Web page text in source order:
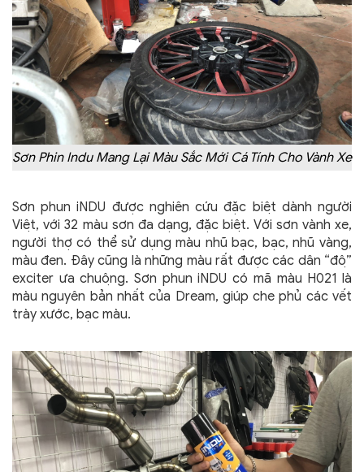
Sơn Phin Indu Mang Lại Màu Sắc Mới Cá Tính Cho Vành Xe
Sơn phun iNDU được nghiên cứu đặc biệt dành người
Việt, với 32 màu sơn đa dạng, đặc biệt. Với sơn vành xe,
người thợ có thể sử dụng màu nhũ bạc, bạc, nhũ vàng,
màu đen. Đây cũng là những màu rất được các dân “độ”
exciter ưa chuộng. Sơn phun iNDU có mã màu H021 là
màu nguyên bản nhất của Dream, giúp che phủ các vết
trày xước, bạc màu.